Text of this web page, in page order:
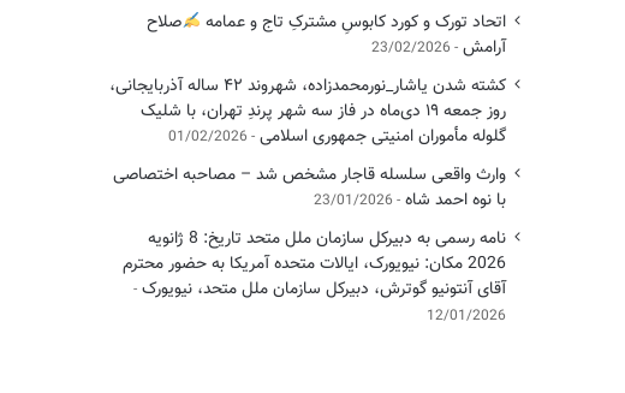
اتحاد تورک و کورد کابوسِ مشترکِ تاج و عمامه
​صلاح
آرامش 23/02/2026
کشته شدن یاشار_نورمحمدزاده، شهروند ۴۲ ساله آذربایجانی،
روز جمعه ۱۹ دی‌ماه در فاز سه شهر پرندِ تهران، با شلیک
گلوله مأموران امنیتی جمهوری اسلامی 01/02/2026
وارث واقعی سلسله قاجار مشخص شد – مصاحبه اختصاصی
با نوه احمد شاه 23/01/2026
نامه رسمی به دبیرکل سازمان ملل متحد تاریخ: 8 ژانویه
2026 مکان: نیویورک، ایالات متحده آمریکا به حضور محترم
آقای آنتونیو گوترش، دبیرکل سازمان ملل متحد، نیویورک
12/01/2026